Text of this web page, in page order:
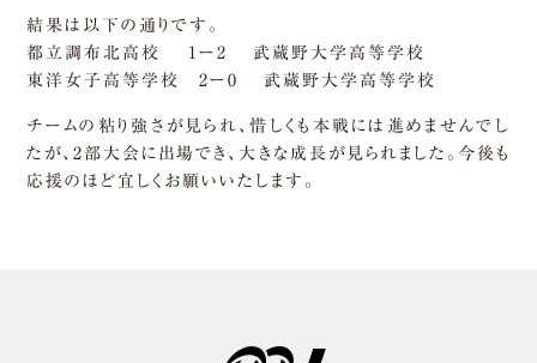
結果は以下の通りです。
都立調布北高校 1ー2 武蔵野大学高等学校
東洋女子高等学校 2ー0 武蔵野大学高等学校
チームの粘り強さが見られ、惜しくも本戦には進めませんでし
たが、2部大会に出場でき、大きな成長が見られました。今後も
応援のほど宜しくお願いいたします。